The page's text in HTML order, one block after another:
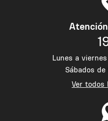
Lunes a
Sábados
Ver todos